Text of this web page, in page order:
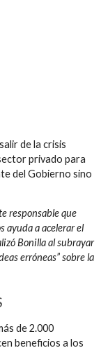
de la crisis
privado para
del Gobierno sino
responsable que
ayuda a acelerar el
Bonilla al subrayar
erróneas” sobre la
de 2.000
beneficios a los